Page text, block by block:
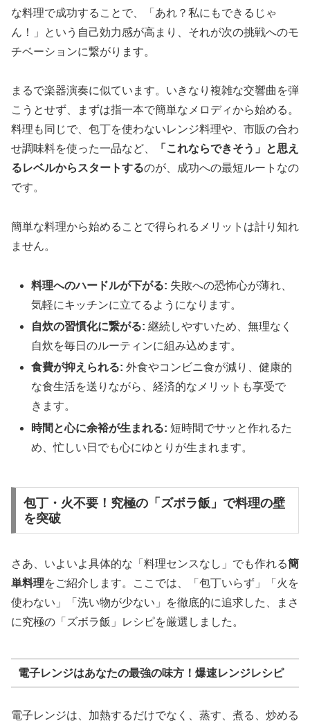
な料理で成功することで、「あれ？私にもできるじゃ
ん！」という自己効力感が高まり、それが次の挑戦へのモ
チベーションに繋がります。
まるで楽器演奏に似ています。いきなり複雑な交響曲を弾
こうとせず、まずは指一本で簡単なメロディから始める。
料理も同じで、包丁を使わないレンジ料理や、市販の合わ
せ調味料を使った一品など、
「これならできそう」と思え
るレベルからスタートするのが、成功への最短ルートなの
です。
簡単な料理から始めることで得られるメリットは計り知れ
ません。
料理へのハードルが下がる: 失敗への恐怖心が薄れ、
気軽にキッチンに立てるようになります。
自炊の習慣化に繋がる: 継続しやすいため、無理なく
自炊を毎日のルーティンに組み込めます。
食費が抑えられる: 外食やコンビニ食が減り、健康的
な食生活を送りながら、経済的なメリットも享受で
きます。
時間と心に余裕が生まれる: 短時間でサッと作れるた
め、忙しい日でも心にゆとりが生まれます。
包丁・火不要！究極の「ズボラ飯」で料理の壁
を突破
さあ、いよいよ具体的な「料理センスなし」でも作れる簡
単料理をご紹介します。ここでは、「包丁いらず」「火を
使わない」「洗い物が少ない」を徹底的に追求した、まさ
に究極の「ズボラ飯」レシピを厳選しました。
電子レンジはあなたの最強の味方！爆速レンジレシピ
電子レンジは、加熱するだけでなく、蒸す、煮る、炒める